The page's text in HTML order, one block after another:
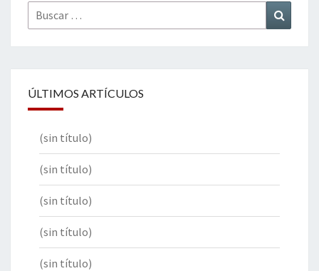
Buscar
por:
ÚLTIMOS ARTÍCULOS
(sin título)
(sin título)
(sin título)
(sin título)
(sin título)